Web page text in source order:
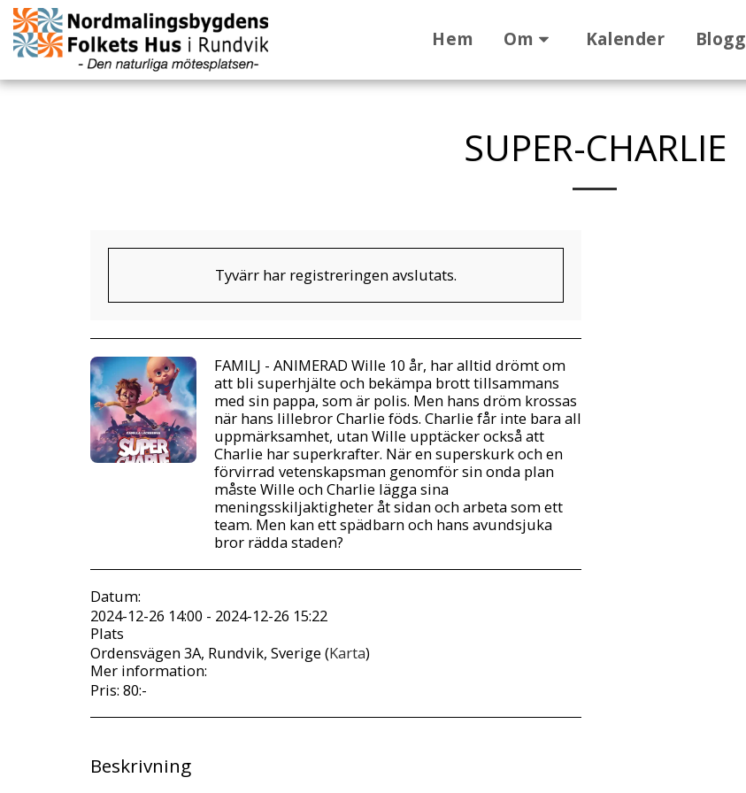
Hem Om Kalender Blogg
SUPER-CHARLIE
Tyvärr har registreringen avslutats.
FAMILJ - ANIMERAD Wille 10 år, har alltid drömt om
att bli superhjälte och bekämpa brott tillsammans
med sin pappa, som är polis. Men hans dröm krossas
när hans lillebror Charlie föds. Charlie får inte bara all
uppmärksamhet, utan Wille upptäcker också att
Charlie har superkrafter. När en superskurk och en
förvirrad vetenskapsman genomför sin onda plan
måste Wille och Charlie lägga sina
meningsskiljaktigheter åt sidan och arbeta som ett
team. Men kan ett spädbarn och hans avundsjuka
bror rädda staden?
Datum:
2024-12-26 14:00 - 2024-12-26 15:22
Plats
Ordensvägen 3A, Rundvik, Sverige (Karta)
Mer information:
Pris: 80:-
Beskrivning